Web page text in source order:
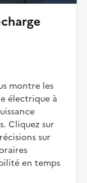
montre les
électrique à
Cliquez sur
sur
en temps